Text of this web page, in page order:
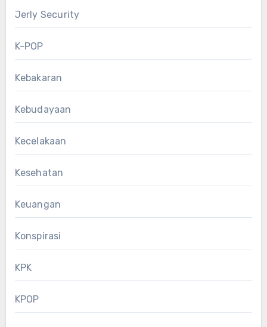
Jerly Security
K-POP
Kebakaran
Kebudayaan
Kecelakaan
Kesehatan
Keuangan
Konspirasi
KPK
KPOP